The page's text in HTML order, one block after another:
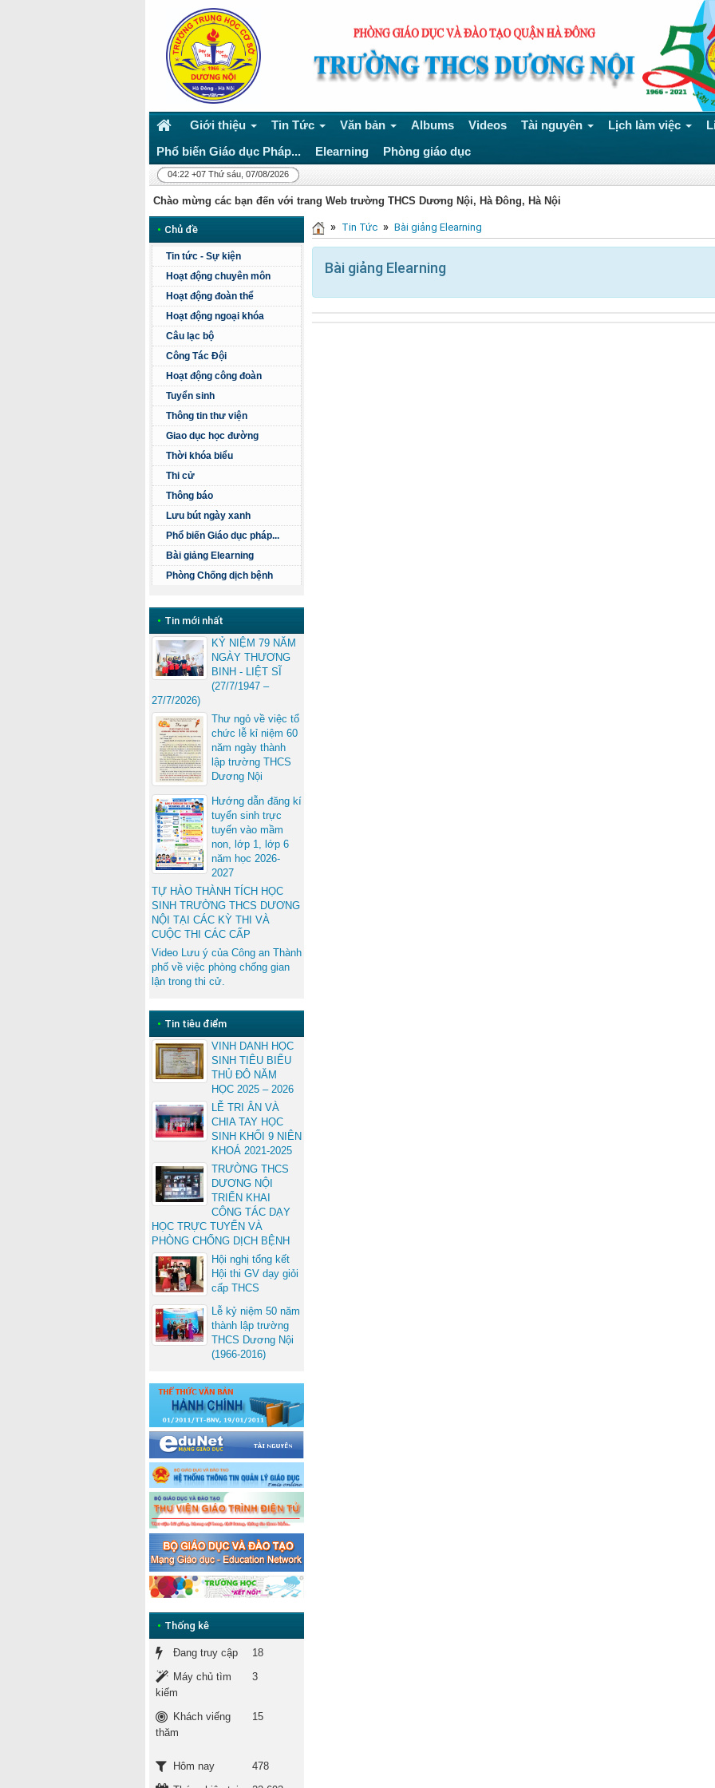
Giới thiệu Tin Tức Văn bản Albums Videos Tài nguyên Lịch làm việc
Phổ biến Giáo dục Pháp...
Elearning Phòng giáo dục
04:22 +07 Thứ sáu, 07/08/2026
Chào mừng các bạn đến với trang Web trường THCS Dương Nội, Hà Đông, Hà Nội
» Tin Tức » Bài giảng Elearning
Bài giảng Elearning
• Chủ đề
Tin tức - Sự kiện
Hoạt động chuyên môn
Hoạt động đoàn thể
Hoạt động ngoại khóa
Câu lạc bộ
Công Tác Đội
Hoạt động công đoàn
Tuyển sinh
Thông tin thư viện
Giao dục học đường
Thời khóa biểu
Thi cử
Thông báo
Lưu bút ngày xanh
Phổ biến Giáo dục pháp...
Bài giảng Elearning
Phòng Chống dịch bệnh
• Tin mới nhất
KỶ NIỆM 79 NĂM
NGÀY THƯƠNG
BINH - LIỆT SĨ
(27/7/1947 –
27/7/2026)
Thư ngỏ về việc tổ
chức lễ kỉ niệm 60
năm ngày thành
lập trường THCS
Dương Nội
Hướng dẫn đăng kí
tuyển sinh trực
tuyến vào mầm
non, lớp 1, lớp 6
năm học 2026-
2027
TỰ HÀO THÀNH TÍCH HỌC
SINH TRƯỜNG THCS DƯƠNG
NỘI TẠI CÁC KỲ THI VÀ
CUỘC THI CÁC CẤP
Video Lưu ý của Công an Thành
phố về việc phòng chống gian
lận trong thi cử.
• Tin tiêu điểm
VINH DANH HỌC
SINH TIÊU BIỂU
THỦ ĐÔ NĂM
HỌC 2025 – 2026
LỄ TRI ÂN VÀ
CHIA TAY HỌC
SINH KHỐI 9 NIÊN
KHOÁ 2021-2025
TRƯỜNG THCS
DƯƠNG NỘI
TRIỂN KHAI
CÔNG TÁC DẠY
HỌC TRỰC TUYẾN VÀ
PHÒNG CHỐNG DỊCH BỆNH
Hội nghị tổng kết
Hội thi GV dạy giỏi
cấp THCS
Lễ kỷ niệm 50 năm
thành lập trường
THCS Dương Nội
(1966-2016)
• Thống kê
Đang truy cập
18
Máy chủ tìm
kiếm
3
Khách viếng
thăm
15
Hôm nay
478